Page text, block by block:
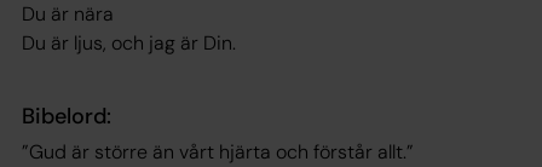
Du är nära
Du är ljus, och jag är Din.
Bibelord:
”Gud är större än vårt hjärta och förstår allt.”